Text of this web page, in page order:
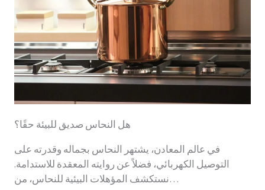
هل النحاس صديق للبيئة حقًا؟
في عالم المعادن، يشتهر النحاس بجماله وقدرته على
التوصيل الكهربائي، فضلاً عن روايته المعقدة للاستدامة.
نستكشف المؤهلات البيئية للنحاس، من…